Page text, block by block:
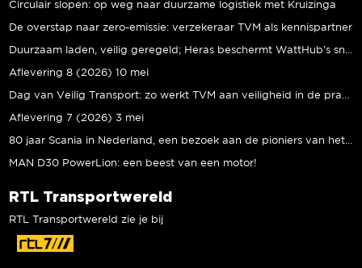
Circulair slopen: op weg naar duurzame logistiek met Kruizinga
De overstap naar zero-emissie: verzekeraar TVM als kennispartner
Duurzaam laden, veilig geregeld; Heras beschermt WattHub’s snellaadplein
Aflevering 8 (2026) 10 mei
Dag van Veilig Transport: zo werkt TVM aan veiligheid in de praktijk
Aflevering 7 (2026) 3 mei
80 jaar Scania in Nederland, een bezoek aan de pioniers van het eerste uur
MAN D30 PowerLion: een beest van een motor!
RTL Transportwereld
RTL Transportwereld zie je bij